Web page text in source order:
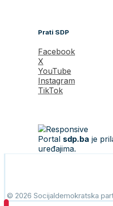
Prati SDP
Facebook
X
YouTube
Instagram
TikTok
Portal sdp.ba je
uređajima.
© 2026 Socijaldemokratska